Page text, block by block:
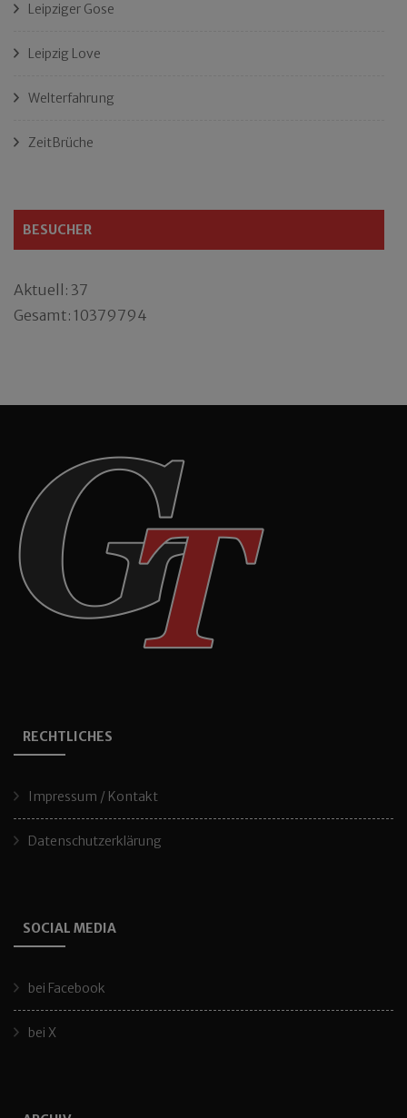
Leipziger Gose
Leipzig Love
Welterfahrung
ZeitBrüche
BESUCHER
Aktuell: 37
Gesamt: 10379794
RECHTLICHES
Impressum / Kontakt
Datenschutzerklärung
SOCIAL MEDIA
bei Facebook
bei X